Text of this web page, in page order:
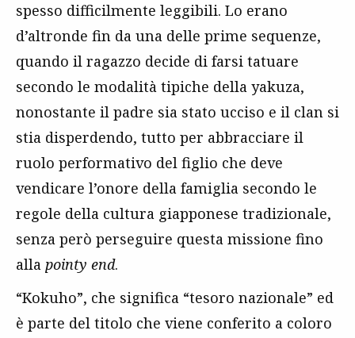
spesso difficilmente leggibili. Lo erano
d’altronde fin da una delle prime sequenze,
quando il ragazzo decide di farsi tatuare
secondo le modalità tipiche della yakuza,
nonostante il padre sia stato ucciso e il clan si
stia disperdendo, tutto per abbracciare il
ruolo performativo del figlio che deve
vendicare l’onore della famiglia secondo le
regole della cultura giapponese tradizionale,
senza però perseguire questa missione fino
alla pointy end.
“Kokuho”, che significa “tesoro nazionale” ed
è parte del titolo che viene conferito a coloro